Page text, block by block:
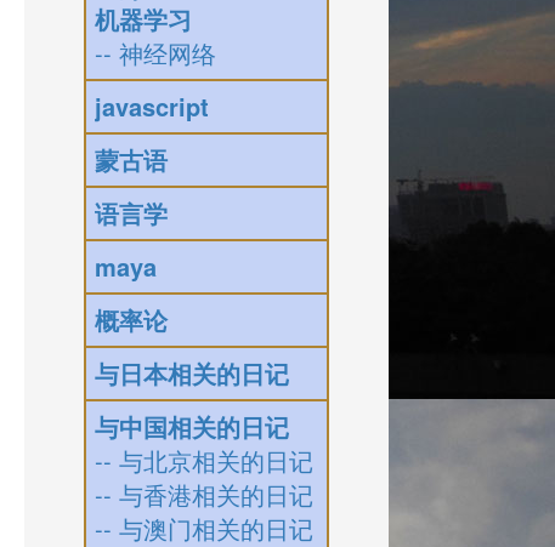
机器学习
-- 神经网络
javascript
蒙古语
语言学
maya
概率论
与日本相关的日记
与中国相关的日记
-- 与北京相关的日记
-- 与香港相关的日记
-- 与澳门相关的日记